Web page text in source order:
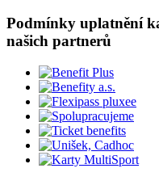
Podmínky uplatnění
našich partnerů